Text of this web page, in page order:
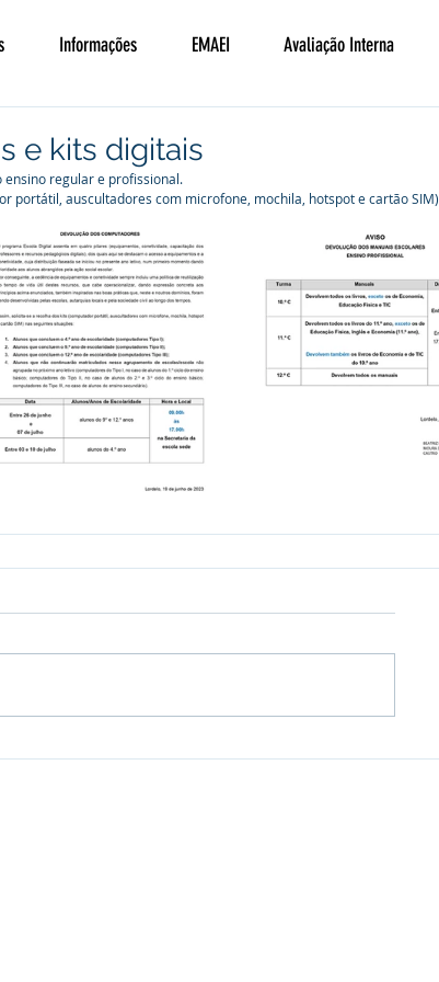
Informações EMAEI Avaliação Interna
e kits digitais
ensino regular e profissional.
portátil, auscultadores com microfone, mochila, hotspot e cartão SIM)